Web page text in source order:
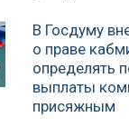
В Госдуму
о праве
определять
выплаты
присяжным